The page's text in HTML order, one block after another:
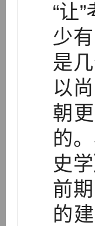
“让
少
是
以
朝
的
史
前
的